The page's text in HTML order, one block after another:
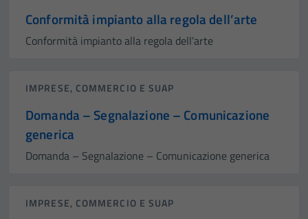
Conformità impianto alla regola dell’arte
Conformità impianto alla regola dell’arte
IMPRESE, COMMERCIO E SUAP
Domanda – Segnalazione – Comunicazione
generica
Domanda – Segnalazione – Comunicazione generica
IMPRESE, COMMERCIO E SUAP